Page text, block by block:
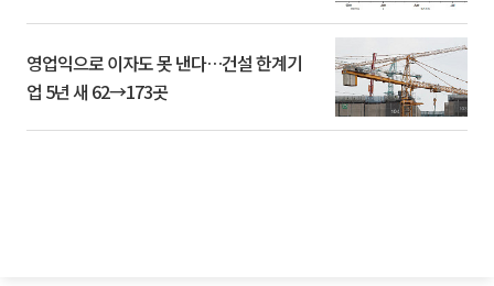
영업익으로 이자도 못 낸다…건설 한계기
업 5년 새 62→173곳